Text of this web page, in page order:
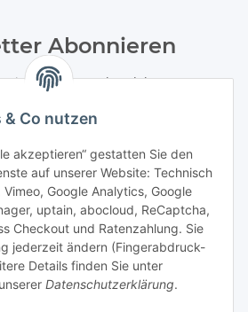
Co nutzen
akzeptieren“ gestatten Sie den
auf unserer Website: Technisch
Google Analytics, Google
uptain, abocloud, ReCaptcha,
Checkout und Ratenzahlung. Sie
jederzeit ändern (Fingerabdruck-
Details finden Sie unter
Datenschutzerklärung.
Abonnieren
Sie mir entsprechend Ihrer
Produktsortiment per E-Mail zu.
Abonnieren